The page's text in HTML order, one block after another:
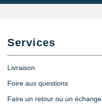
Services
Livraison
Foire aux questions
Faire un retour ou un échange